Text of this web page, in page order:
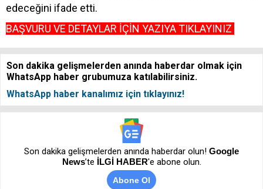
edeceğini ifade etti.
BAŞVURU VE DETAYLAR İÇİN YAZIYA TIKLAYINIZ
Son dakika gelişmelerden anında haberdar olmak için
WhatsApp haber grubumuza katılabilirsiniz.
WhatsApp haber kanalımız için tıklayınız!
Son dakika gelişmelerden anında haberdar olun! Google
News’te İLGİ HABER'e abone olun.
Abone Ol